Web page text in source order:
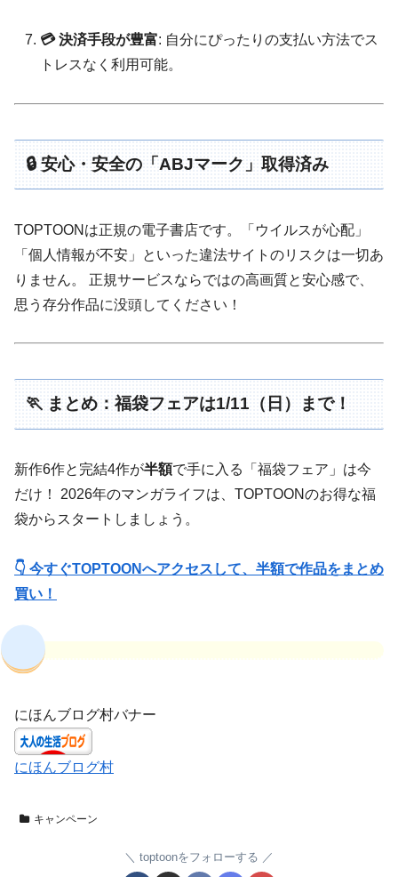
💳 決済手段が豊富: 自分にぴったりの支払い方法でス
トレスなく利用可能。
🔒 安心・安全の「ABJマーク」取得済み
TOPTOONは正規の電子書店です。「ウイルスが心配」
「個人情報が不安」といった違法サイトのリスクは一切あ
りません。 正規サービスならではの高画質と安心感で、
思う存分作品に没頭してください！
🏃 まとめ：福袋フェアは1/11（日）まで！
新作6作と完結4作が半額で手に入る「福袋フェア」は今
だけ！ 2026年のマンガライフは、TOPTOONのお得な福
袋からスタートしましょう。
👇 今すぐTOPTOONへアクセスして、半額で作品をまとめ
買い！
にほんブログ村バナー
にほんブログ村
キャンペーン
toptoonをフォローする